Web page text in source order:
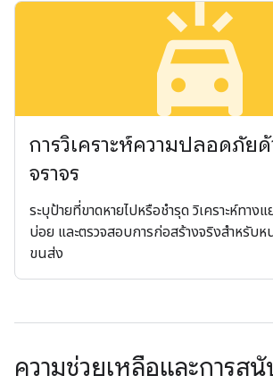
minor_crash
การวิเคราะห์ความปลอดภัย
จราจร
ระบุป้ายที่ขาดหายไปหรือชำรุด วิเคราะห์ทาง
บ่อย และตรวจสอบการก่อสร้างจริงสำหรับห
ขนส่ง
ความช่วยเหลือและการส